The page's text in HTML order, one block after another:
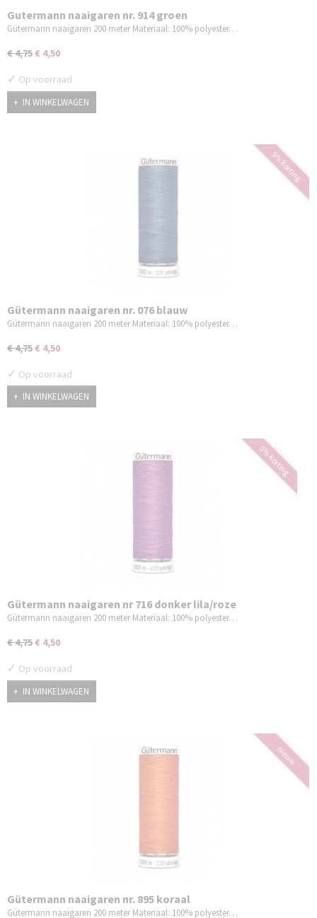
Gutermann naaigaren nr. 914 groen
Gütermann naaigaren 200 meter Materiaal: 100% polyester…
€ 4,75€ 4,50
✓ Op voorraad
IN WINKELWAGEN
5% korting
Gütermann naaigaren nr. 076 blauw
Gütermann naaigaren 200 meter Materiaal: 100% polyester…
€ 4,75€ 4,50
✓ Op voorraad
IN WINKELWAGEN
5% korting
Gütermann naaigaren nr 716 donker lila/roze
Gütermann naaigaren 200 meter Materiaal: 100% polyester…
€ 4,75€ 4,50
✓ Op voorraad
IN WINKELWAGEN
nieuw
Gütermann naaigaren nr. 895 koraal
Gütermann naaigaren 200 meter Materiaal: 100% polyester…